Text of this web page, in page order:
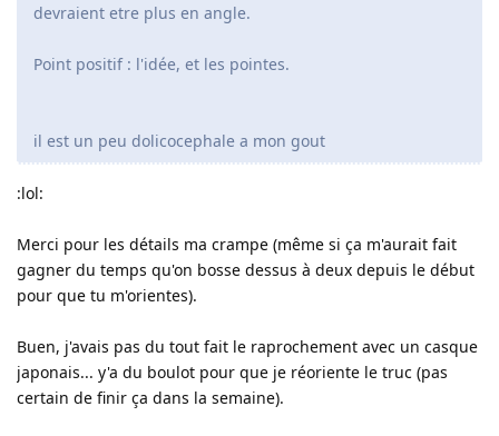
devraient etre plus en angle.
Point positif : l'idée, et les pointes.
il est un peu dolicocephale a mon gout
:lol:
Merci pour les détails ma crampe (même si ça m'aurait fait
gagner du temps qu'on bosse dessus à deux depuis le début
pour que tu m'orientes).
Buen, j'avais pas du tout fait le raprochement avec un casque
japonais... y'a du boulot pour que je réoriente le truc (pas
certain de finir ça dans la semaine).